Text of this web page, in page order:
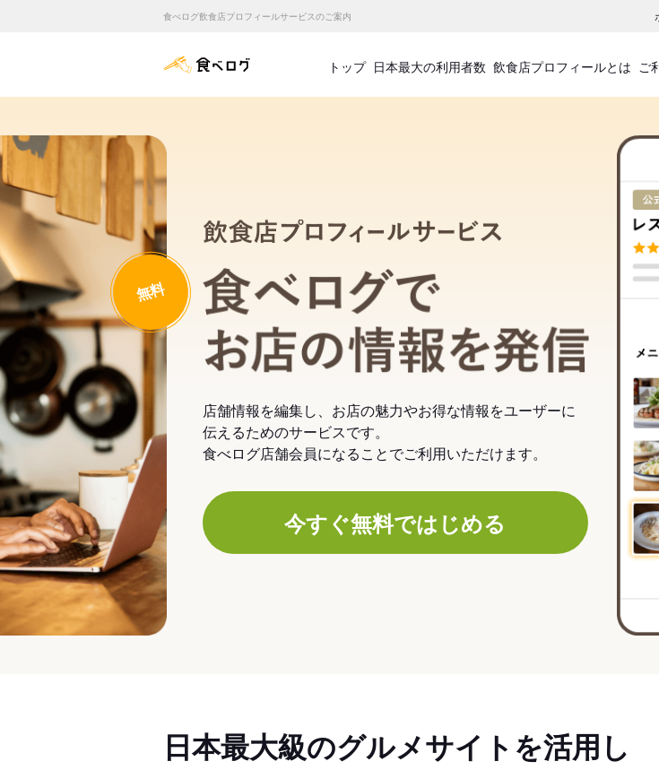
食べログ飲食店プロフィールサービスのご案内
食べログ店舗管理画面
トップ 日本最大の利用者数 飲食店プロフィールとは ご
飲食店プロフィールサービ
食べログ
無料
店舗情報を編集し、お店の魅力やお得な情報をユーザーに
伝えるためのサービスです。
食べログ店舗会員になることでご利用いただけます。
今すぐ無料ではじめる
日本最大級のグルメサイトを活用し